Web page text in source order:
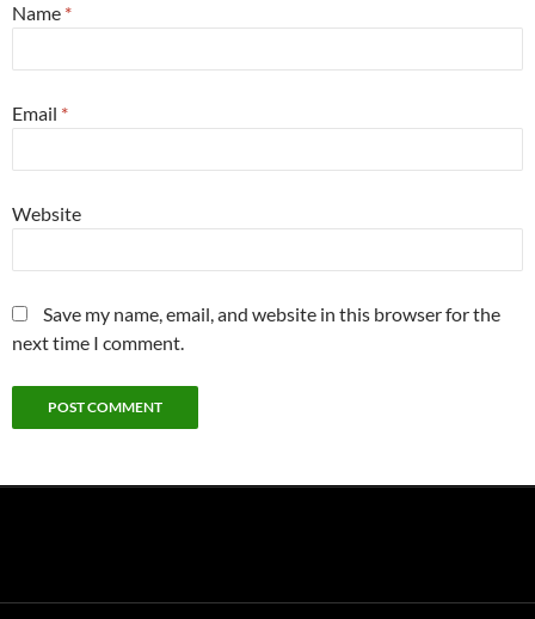
Name *
Email *
Website
Save my name, email, and website in this browser for the
next time I comment.